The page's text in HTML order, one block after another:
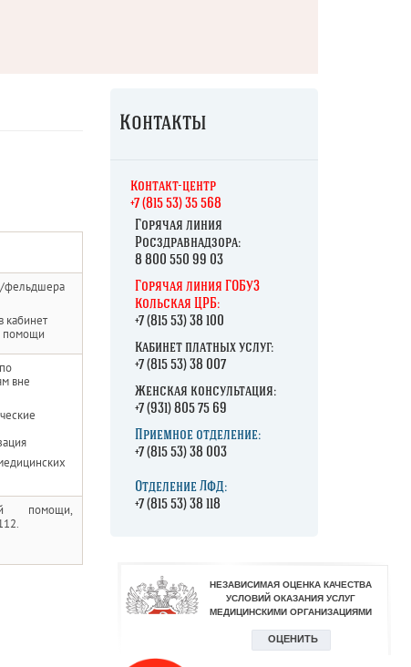
фельдшера
кабинет
помощи
вне
помощи,
Контакты
Контакт-центр
+7 (815 53) 35 568
Горячая линия
Росздравнадзора:
8 800 550 99 03
Горячая линия ГОБУЗ
Кольская ЦРБ:
+7 (815 53) 38 100
Кабинет платных услуг:
+7 (815 53) 38 007
Женская консультация:
+7 (931) 805 75 69
Приемное отделение:
+7 (815 53) 38 003
Отделение ЛФД:
+7 (815 53) 38 118